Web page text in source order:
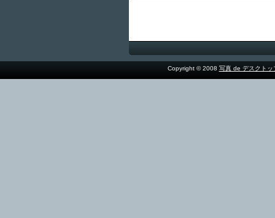
Copyright © 2008 写真 de デスクトッ